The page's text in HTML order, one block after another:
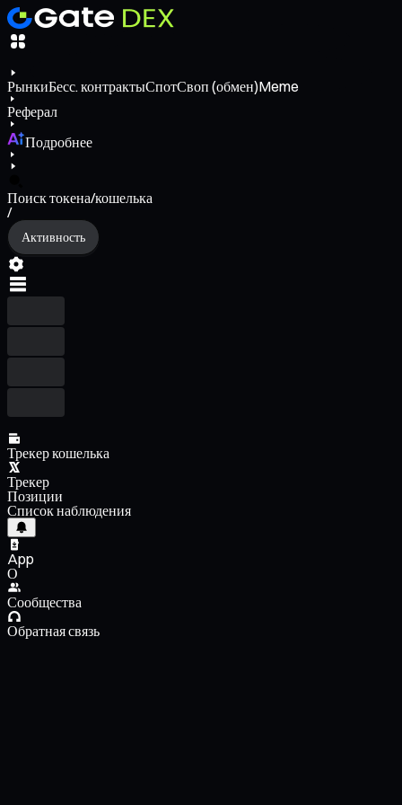
РынкиБесс. контрактыСпотСвоп (обмен)Meme
Реферал
Подробнее
Поиск токена/кошелька
/
Активность
Трекер кошелька
Трекер
Позиции
Список наблюдения
App
О
Сообщества
Обратная связь